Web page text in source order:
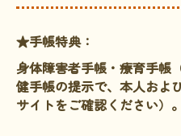
★手帳特典：
身体障害者手帳・療育手帳
健手帳の提示で、本人およ
サイトをご確認ください）。